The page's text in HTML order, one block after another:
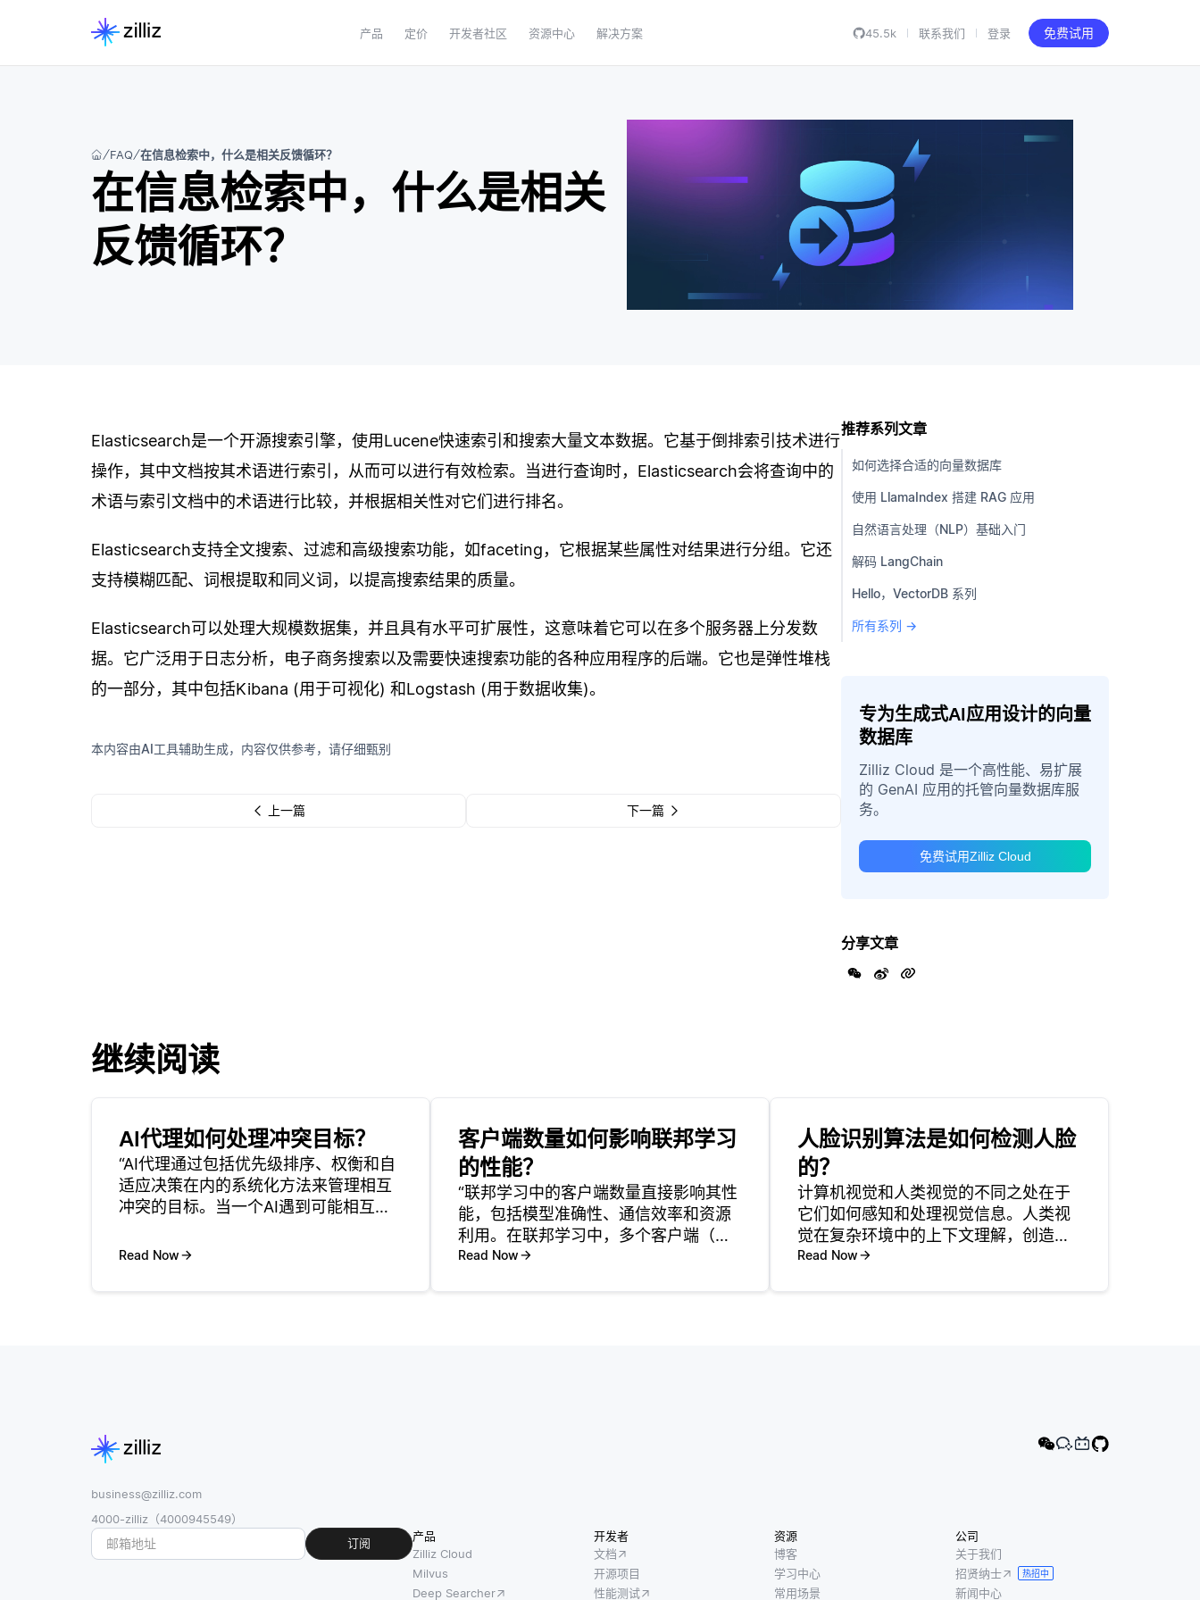
产品 定价 开发者社区 资源中心 解决方案 45.5k 联系我们 登录 免费试用
FAQ 在信息检索中，什么是相关反馈循环？
在信息检索中，什么是相关
反馈循环？
Elasticsearch是一个开源搜索引擎，使用Lucene快速索引和搜索大量文本数据。它基于倒排索引技术进行
操作，其中文档按其术语进行索引，从而可以进行有效检索。当进行查询时，Elasticsearch会将查询中的
术语与索引文档中的术语进行比较，并根据相关性对它们进行排名。
Elasticsearch支持全文搜索、过滤和高级搜索功能，如faceting，它根据某些属性对结果进行分组。它还
支持模糊匹配、词根提取和同义词，以提高搜索结果的质量。
Elasticsearch可以处理大规模数据集，并且具有水平可扩展性，这意味着它可以在多个服务器上分发数
据。它广泛用于日志分析，电子商务搜索以及需要快速搜索功能的各种应用程序的后端。它也是弹性堆栈
的一部分，其中包括Kibana (用于可视化) 和Logstash (用于数据收集)。
本内容由AI工具辅助生成，内容仅供参考，请仔细甄别
上一篇 下一篇
推荐系列文章
如何选择合适的向量数据库
使用 LlamaIndex 搭建 RAG 应用
自然语言处理（NLP）基础入门
解码 LangChain
Hello，VectorDB 系列
所有系列 →
专为生成式AI应用设计的向量
数据库
Zilliz Cloud 是一个高性能、易扩展
的 GenAI 应用的托管向量数据库服
务。
免费试用Zilliz Cloud
分享文章
继续阅读
AI代理如何处理冲突目标？
“AI代理通过包括优先级排序、权衡和自
适应决策在内的系统化方法来管理相互
冲突的目标。当一个AI遇到可能相互削
目标的重要性。这种评估通常涉及设定
Read Now
客户端数量如何影响联邦学习
的性能？
“联邦学习中的客户端数量直接影响其性
能，包括模型准确性、通信效率和资源
利用。在联邦学习中，多个客户端（通
常是智能手机或物联网设备）共同训练
Read Now
人脸识别算法是如何检测人脸
的？
计算机视觉和人类视觉的不同之处在于
它们如何感知和处理视觉信息。人类视
觉在复杂环境中的上下文理解，创造力
和适应性方面表现出色，而计算机视觉
Read Now
business@zilliz.com
4000-zilliz（4000945549）
订阅
产品
Zilliz Cloud
Milvus
Deep Searcher
开发者
文档
开源项目
性能测试
资源
博客
学习中心
常用场景
公司
关于我们
招贤纳士
热招中
新闻中心